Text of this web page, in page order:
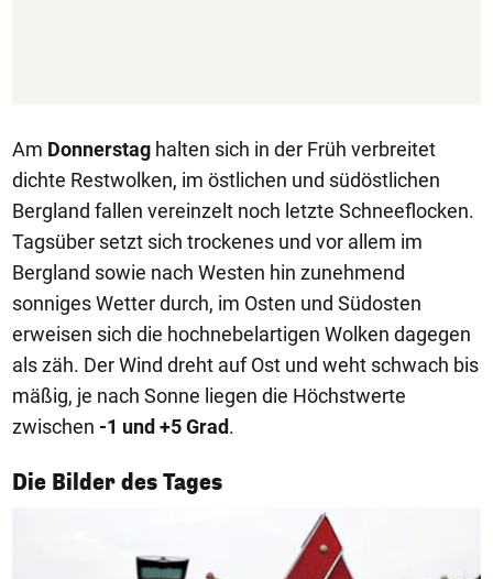
Am Donnerstag halten sich in der Früh verbreitet
dichte Restwolken, im östlichen und südöstlichen
Bergland fallen vereinzelt noch letzte Schneeflocken.
Tagsüber setzt sich trockenes und vor allem im
Bergland sowie nach Westen hin zunehmend
sonniges Wetter durch, im Osten und Südosten
erweisen sich die hochnebelartigen Wolken dagegen
als zäh. Der Wind dreht auf Ost und weht schwach bis
mäßig, je nach Sonne liegen die Höchstwerte
zwischen -1 und +5 Grad.
Die Bilder des Tages
1/50